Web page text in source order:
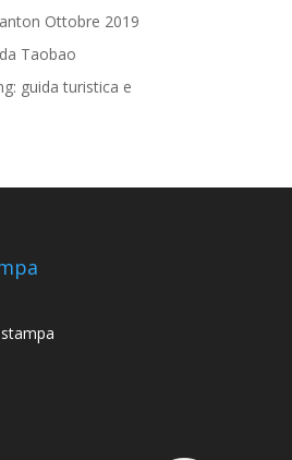
Ottobre 2019
Taobao
guida turistica e